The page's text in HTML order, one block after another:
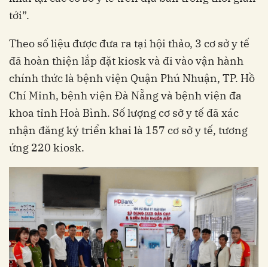
tới”.
Theo số liệu được đưa ra tại hội thảo, 3 cơ sở y tế
đã hoàn thiện lắp đặt kiosk và đi vào vận hành
chính thức là bệnh viện Quận Phú Nhuận, TP. Hồ
Chí Minh, bệnh viện Đà Nẵng và bệnh viện đa
khoa tỉnh Hoà Bình. Số lượng cơ sở y tế đã xác
nhận đăng ký triển khai là 157 cơ sở y tế, tương
ứng 220 kiosk.